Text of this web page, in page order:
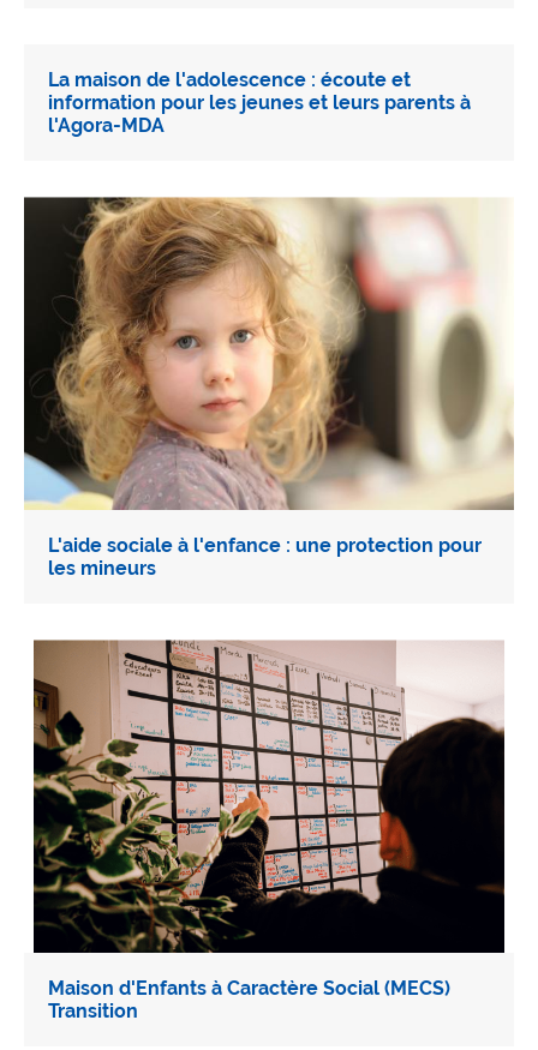
La maison de l'adolescence : écoute et
information pour les jeunes et leurs parents à
l'Agora-MDA
L'aide sociale à l'enfance : une protection pour
les mineurs
Maison d'Enfants à Caractère Social (MECS)
Transition